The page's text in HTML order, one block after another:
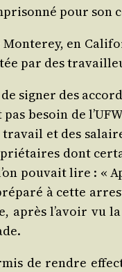
pour son
en
par des
signer des
besoin de
et des
dont
pou­vait lire : «
à cette
l’avoir vu
de rendre